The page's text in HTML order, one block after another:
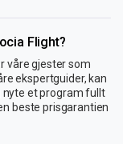
Flight?
våre gjester som
ekspertguider, kan
nyte et program fullt
beste prisgarantien